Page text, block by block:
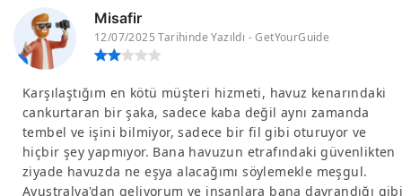
Misafir
12/07/2025 Tarihinde Yazıldı - GetYourGuide
Karşılaştığım en kötü müşteri hizmeti, havuz kenarındaki
cankurtaran bir şaka, sadece kaba değil aynı zamanda
tembel ve işini bilmiyor, sadece bir fil gibi oturuyor ve
hiçbir şey yapmıyor. Bana havuzun etrafındaki güvenlikten
ziyade havuzda ne eşya alacağımı söylemekle meşgul.
Avustralya'dan geliyorum ve insanlara bana davrandığı